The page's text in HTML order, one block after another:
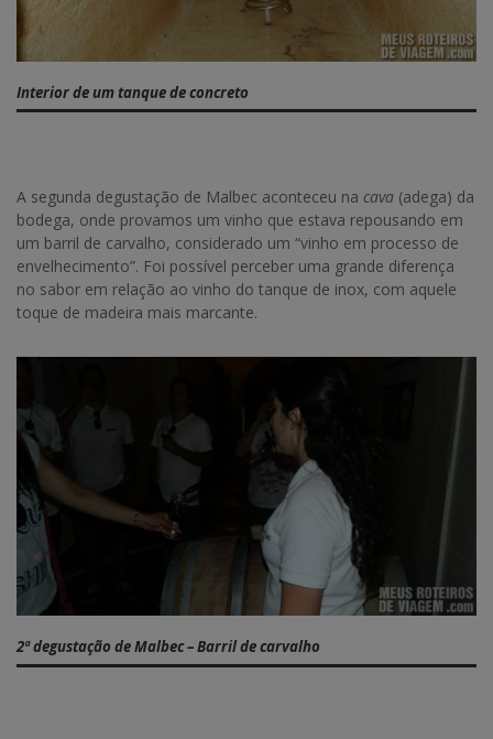
Interior de um tanque de concreto
A segunda degustação de Malbec aconteceu na cava (adega) da
bodega, onde provamos um vinho que estava repousando em
um barril de carvalho, considerado um “vinho em processo de
envelhecimento”. Foi possível perceber uma grande diferença
no sabor em relação ao vinho do tanque de inox, com aquele
toque de madeira mais marcante.
2ª degustação de Malbec – Barril de carvalho